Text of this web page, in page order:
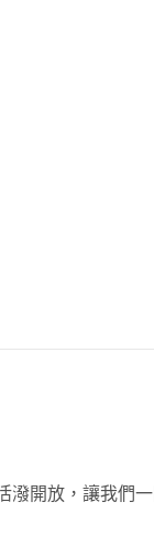
潑開放，讓我們